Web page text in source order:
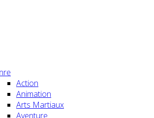
Action
Animation
Arts Martiaux
Aventure